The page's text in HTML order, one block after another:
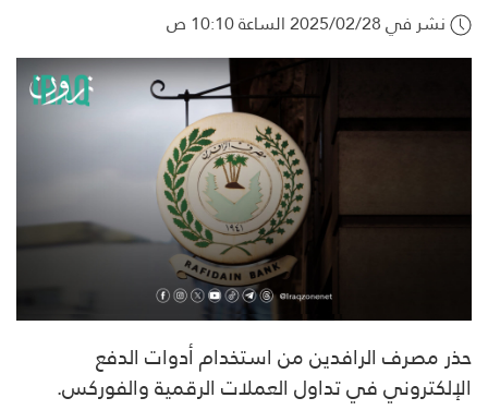
نشر في 2025/02/28 الساعة 10:10 ص
حذر مصرف الرافدين من استخدام أدوات الدفع
الإلكتروني في تداول العملات الرقمية والفوركس.